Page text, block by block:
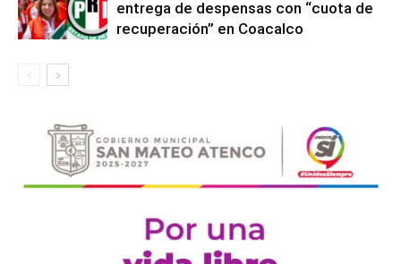
entrega de despensas con “cuota de
recuperación” en Coacalco